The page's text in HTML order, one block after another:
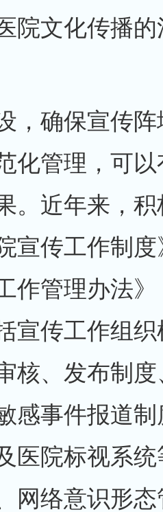
院文化传播
，确保宣传
化管理，可
。近年来，
宣传工作制
作管理办法
宣传工作组
核、发布制
感事件报道
医院标视系
网络意识形